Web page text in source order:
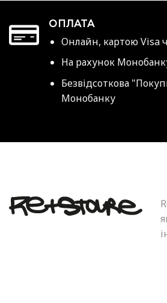
ОПЛАТА
Онлайн, картою Visa
На рахунок
Безвідсоткова
Монобанку